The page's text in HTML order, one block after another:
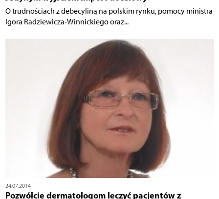
O trudnościach z debecyliną na polskim rynku, pomocy ministra
Igora Radziewicza-Winnickiego oraz...
24.07.2014
Pozwólcie dermatologom leczyć pacjentów z